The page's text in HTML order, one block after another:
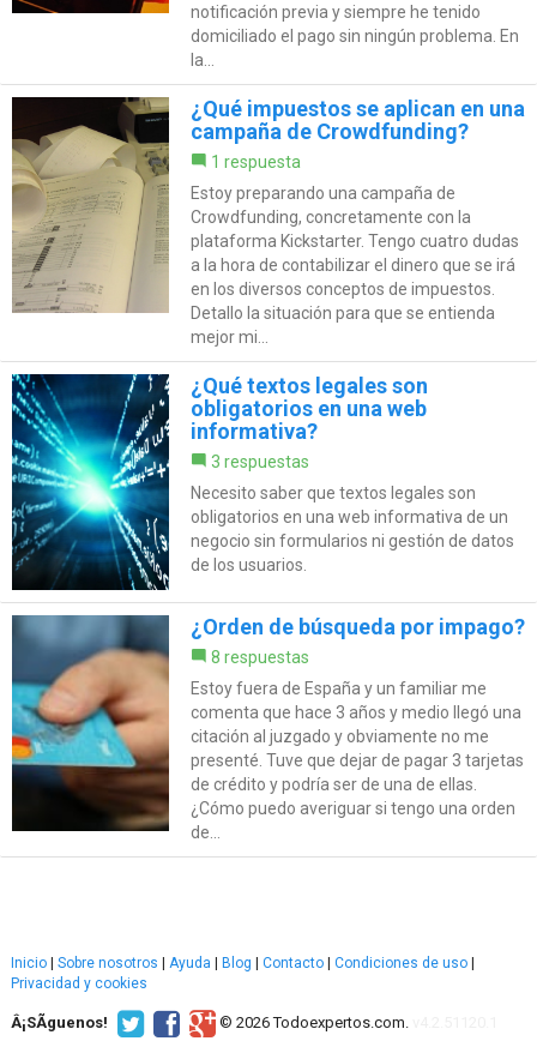
notificación previa y siempre he tenido
domiciliado el pago sin ningún problema. En
la...
¿Qué impuestos se aplican en una
campaña de Crowdfunding?
1 respuesta
Estoy preparando una campaña de
Crowdfunding, concretamente con la
plataforma Kickstarter. Tengo cuatro dudas
a la hora de contabilizar el dinero que se irá
en los diversos conceptos de impuestos.
Detallo la situación para que se entienda
mejor mi...
¿Qué textos legales son
obligatorios en una web
informativa?
3 respuestas
Necesito saber que textos legales son
obligatorios en una web informativa de un
negocio sin formularios ni gestión de datos
de los usuarios.
¿Orden de búsqueda por impago?
8 respuestas
Estoy fuera de España y un familiar me
comenta que hace 3 años y medio llegó una
citación al juzgado y obviamente no me
presenté. Tuve que dejar de pagar 3 tarjetas
de crédito y podría ser de una de ellas.
¿Cómo puedo averiguar si tengo una orden
de...
Inicio | Sobre nosotros | Ayuda | Blog | Contacto | Condiciones de uso |
Privacidad y cookies
Â¡SÃ­guenos! © 2026 Todoexpertos.com.